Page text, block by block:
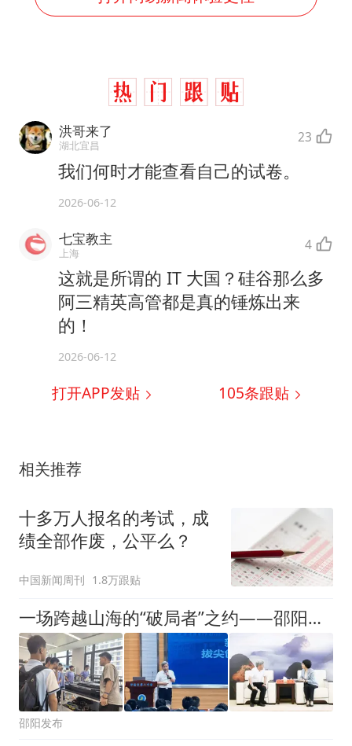
洪哥来了
湖北宜昌 23
我们何时才能查看自己的试卷。
2026-06-12
七宝教主
上海 4
这就是所谓的 IT 大国？硅谷那么多
阿三精英高管都是真的锤炼出来
的！
2026-06-12
打开APP发贴 105条跟贴
相关推荐
十多万人报名的考试，成
绩全部作废，公平么？
中国新闻周刊 1.8万跟贴
一场跨越山海的“破局者”之约——邵阳与福耀科技大学校地互访交流扫描
邵阳发布